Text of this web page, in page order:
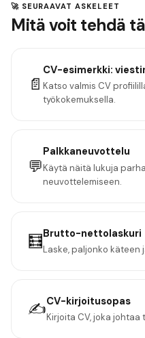
🚀 SEURAAVAT ASKELEET
Mitä voit tehdä
📄
CV-esimerkki:
Katso valmis CV
työkokemuksella.
💬
Palkkaneuvottelu
Käytä näitä lukuja
neuvottelemiseen.
🧮Brutto-nettolaskuri
Laske, paljonko käteen
✍️CV-kirjoitusopas
Kirjoita CV, joka